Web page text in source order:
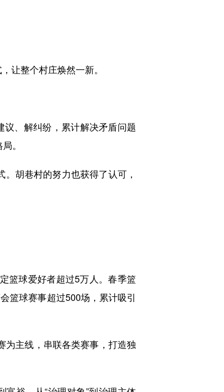
整个村庄焕然一新。
、解纠纷，累计解决矛盾问题
。
胡巷村的努力也获得了认可，
篮球爱好者超过5万人。春季篮
篮球赛事超过500场，累计吸引
主线，串联各类赛事，打造独